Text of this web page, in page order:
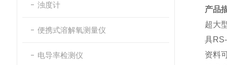
浊度计
便携式溶解氧测量仪
电导率检测仪
产品
超大
具
资料